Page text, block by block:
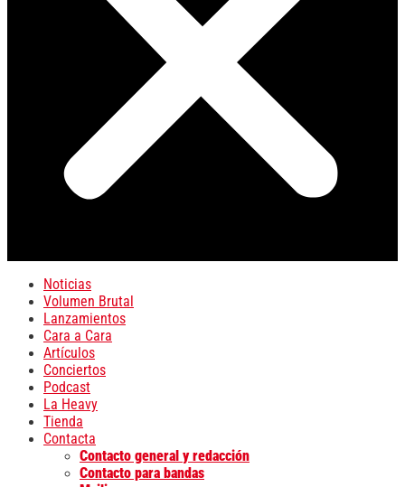
Noticias
Volumen Brutal
Lanzamientos
Cara a Cara
Artículos
Conciertos
Podcast
La Heavy
Tienda
Contacta
Contacto general y redacción
Contacto para bandas